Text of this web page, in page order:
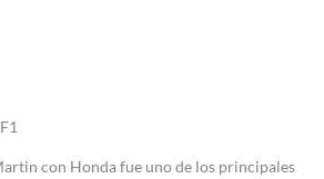
con Honda fue uno de los principales